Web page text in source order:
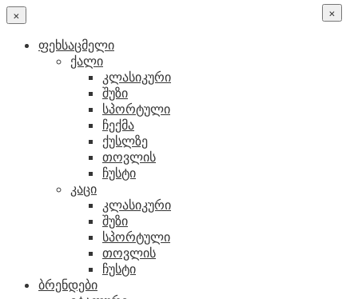
×
ფეხსაცმელი
ქალი
კლასიკური
შუზი
სპორტული
ჩექმა
ქუსლზე
თოვლის
ჩუსტი
კაცი
კლასიკური
შუზი
სპორტული
თოვლის
ჩუსტი
ბრენდები
×